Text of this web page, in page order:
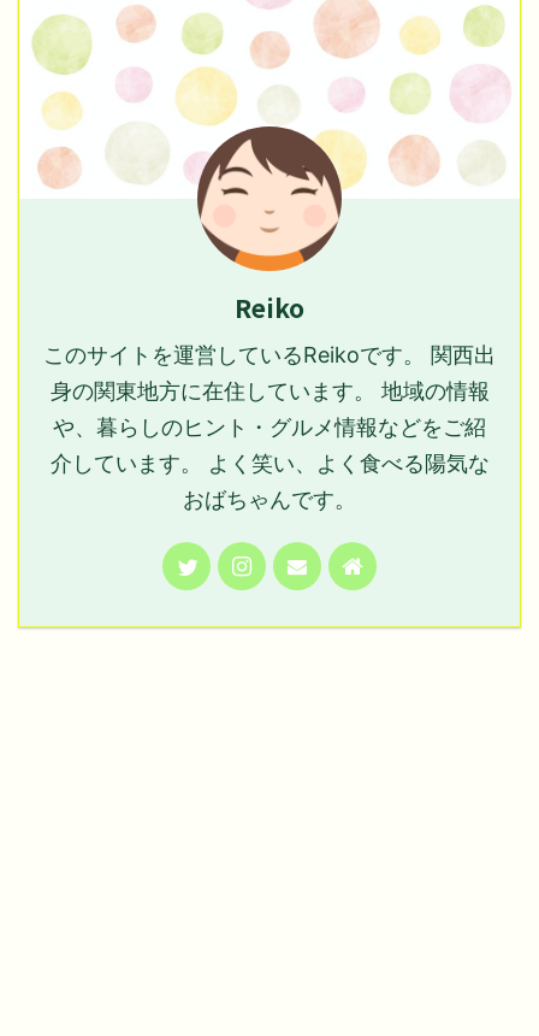
Reiko
このサイトを運営しているReikoです。 関西出
身の関東地方に在住しています。 地域の情報
や、暮らしのヒント・グルメ情報などをご紹
介しています。 よく笑い、よく食べる陽気な
おばちゃんです。